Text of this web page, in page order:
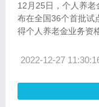
12月25日，个人养老
布在全国36个首批试
得个人养老金业务资
2022-12-27